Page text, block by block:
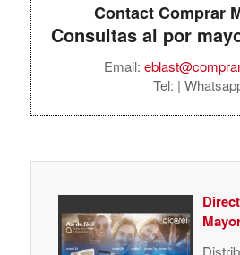
Contact Comprar
Consultas al por
Email:
Tel: |